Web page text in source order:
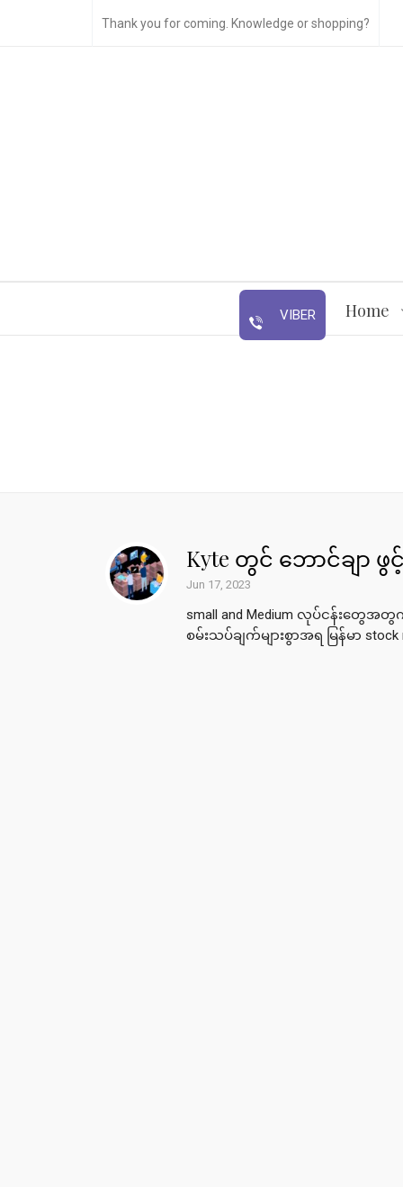
Thank you for coming. Knowledge or shopping?
VIBER Home
Kyte တွင် ဘောင်ချာ ဖွင့်
Jun 17, 2023
small and Medium လုပ်ငန်းတွေအတွ
စမ်းသပ်ချက်များစွာအရ မြန်မာ